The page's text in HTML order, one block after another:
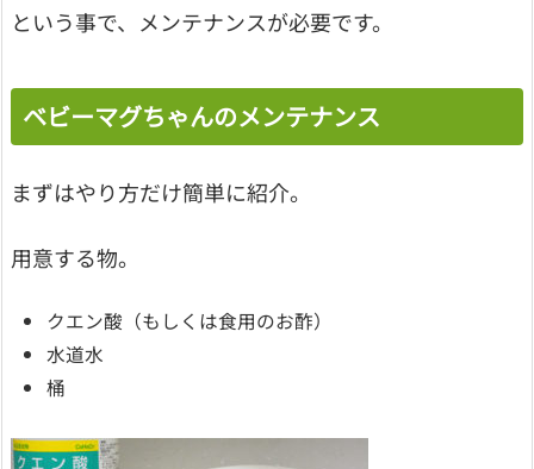
という事で、メンテナンスが必要です。
ベビーマグちゃんのメンテナンス
まずはやり方だけ簡単に紹介。
用意する物。
クエン酸（もしくは食用のお酢）
水道水
桶